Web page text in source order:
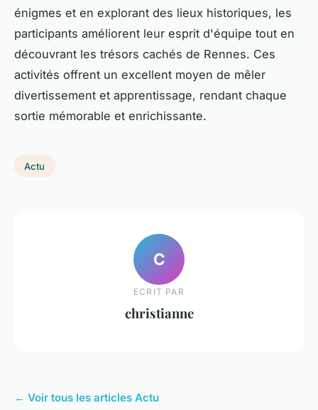
énigmes et en explorant des lieux historiques, les
participants améliorent leur esprit d'équipe tout en
découvrant les trésors cachés de Rennes. Ces
activités offrent un excellent moyen de mêler
divertissement et apprentissage, rendant chaque
sortie mémorable et enrichissante.
Actu
C
ECRIT PAR
christianne
← Voir tous les articles Actu